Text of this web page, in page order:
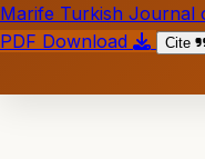
Marife Turkish Journal
PDF Download
Cite